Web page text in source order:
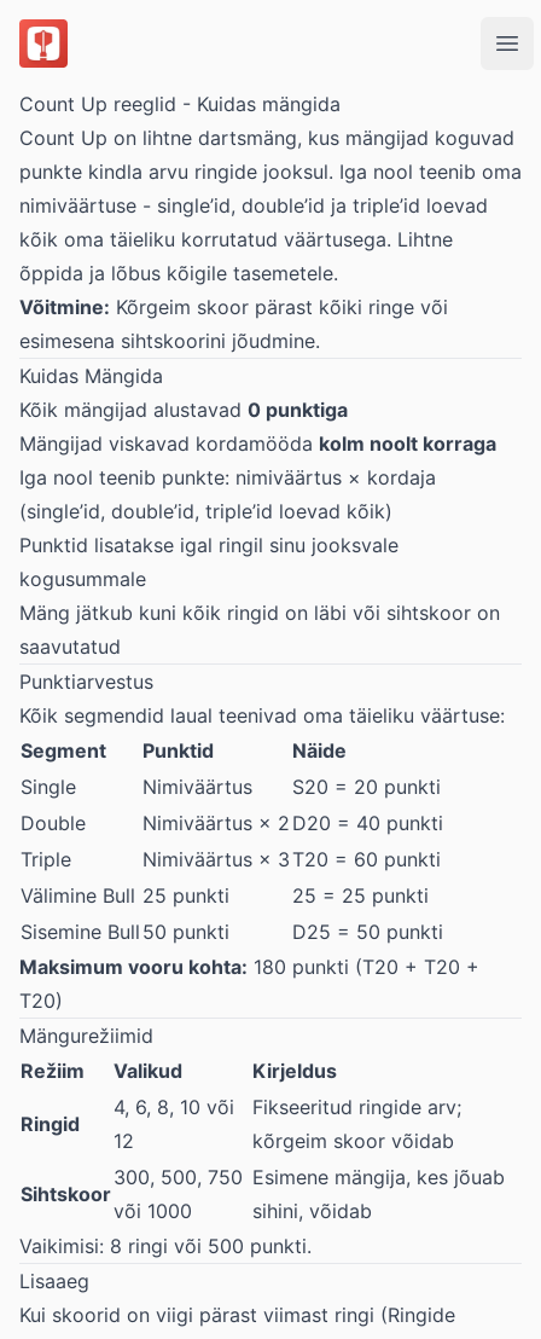
DartsOn
Count Up reeglid - Kuidas mängida
Count Up on lihtne dartsmäng, kus mängijad koguvad
punkte kindla arvu ringide jooksul. Iga nool teenib oma
nimiväärtuse - single’id, double’id ja triple’id loevad
kõik oma täieliku korrutatud väärtusega. Lihtne
õppida ja lõbus kõigile tasemetele.
Võitmine: Kõrgeim skoor pärast kõiki ringe või
esimesena sihtskoorini jõudmine.
Kuidas Mängida
Kõik mängijad alustavad 0 punktiga
Mängijad viskavad kordamööda kolm noolt korraga
Iga nool teenib punkte: nimiväärtus × kordaja
(single’id, double’id, triple’id loevad kõik)
Punktid lisatakse igal ringil sinu jooksvale
kogusummale
Mäng jätkub kuni kõik ringid on läbi või sihtskoor on
saavutatud
Punktiarvestus
Kõik segmendid laual teenivad oma täieliku väärtuse:
Segment
Punktid
Näide
Single
Nimiväärtus
S20 = 20 punkti
Double
Nimiväärtus × 2 D20 = 40 punkti
Triple
Nimiväärtus × 3T20 = 60 punkti
Välimine Bull 25 punkti
25 = 25 punkti
Sisemine Bull 50 punkti
D25 = 50 punkti
Maksimum vooru kohta: 180 punkti (T20 + T20 +
T20)
Mängurežiimid
Režiim
Valikud Kirjeldus
Ringid
4, 6, 8, 10 või
12
Fikseeritud ringide arv;
kõrgeim skoor võidab
Sihtskoor
300, 500, 750
või 1000
Esimene mängija, kes jõuab
sihini, võidab
Vaikimisi: 8 ringi või 500 punkti.
Lisaaeg
Kui skoorid on viigi pärast viimast ringi (Ringide